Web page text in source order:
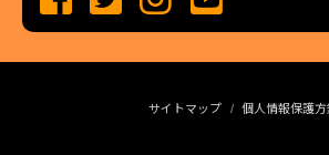
サイトマップ 個人情報保護方